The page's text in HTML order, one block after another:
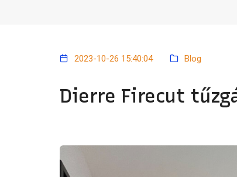
2023-10-26 15:40:04 Blog
Dierre Firecut